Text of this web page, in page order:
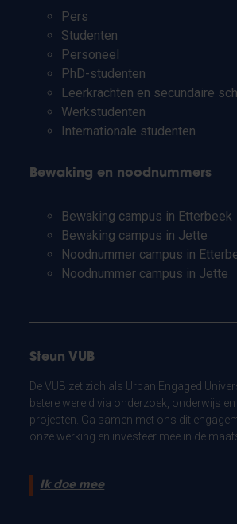
Pers
Studenten
Personeel
PhD-studenten
Leerkrachten en secundaire
Werkstudenten
Internationale studenten
Bewaking en noodnummers
Bewaking campus in Etterbeek
Bewaking campus in Jette
Noodnummer campus in
Noodnummer campus in Jette
Steun VUB
De VUB zet zich als Urban Engaged
betere wereld via onderzoek, onderwijs
projecten. Ga samen met ons dit
onze werking en investeer mee in de
Ik doe mee